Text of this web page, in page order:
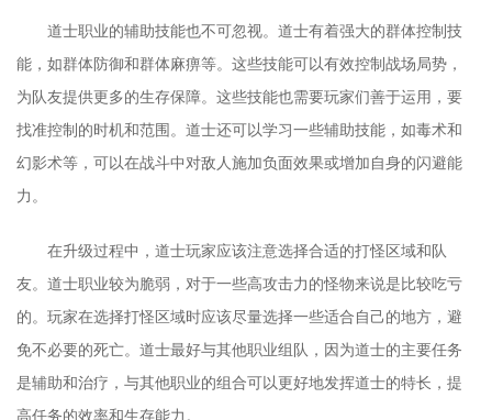
道士职业的辅助技能也不可忽视。道士有着强大的群体控制技
能，如群体防御和群体麻痹等。这些技能可以有效控制战场局势，
为队友提供更多的生存保障。这些技能也需要玩家们善于运用，要
找准控制的时机和范围。道士还可以学习一些辅助技能，如毒术和
幻影术等，可以在战斗中对敌人施加负面效果或增加自身的闪避能
力。
在升级过程中，道士玩家应该注意选择合适的打怪区域和队
友。道士职业较为脆弱，对于一些高攻击力的怪物来说是比较吃亏
的。玩家在选择打怪区域时应该尽量选择一些适合自己的地方，避
免不必要的死亡。道士最好与其他职业组队，因为道士的主要任务
是辅助和治疗，与其他职业的组合可以更好地发挥道士的特长，提
高任务的效率和生存能力。